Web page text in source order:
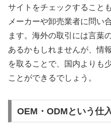
サイトをチェックすること
メーカーや卸売業者に問い
ます。海外の取引には言葉
あるかもしれませんが、情
を取ることで、国内よりも
ことができるでしょう。
OEM・ODMという仕